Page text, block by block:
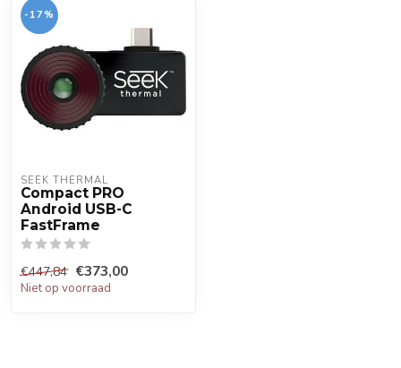
-17%
SEEK THERMAL
Compact PRO
Android USB-C
FastFrame
€447,84 €373,00
Niet op voorraad